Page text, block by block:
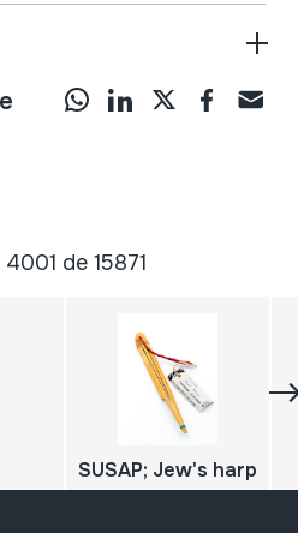
de 15871
SUSAP; Jew's harp